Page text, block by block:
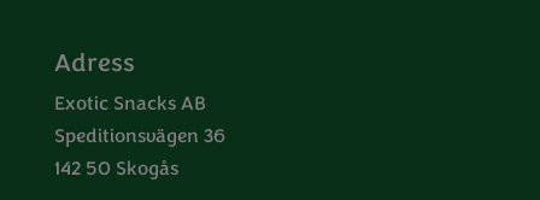
Adress
Exotic Snacks AB
Speditionsvägen 36
142 50 Skogås